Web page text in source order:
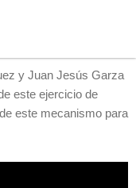
y Juan Jesús Garza
este ejercicio de
este mecanismo para